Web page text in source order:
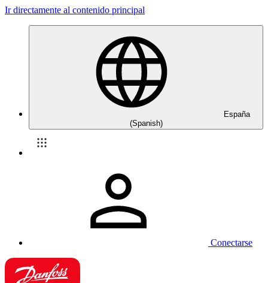
Ir directamente al contenido principal
España
(Spanish)
Conectarse